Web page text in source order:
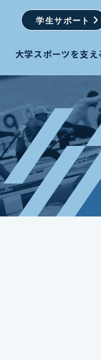
学生サポート
大学スポーツを支え